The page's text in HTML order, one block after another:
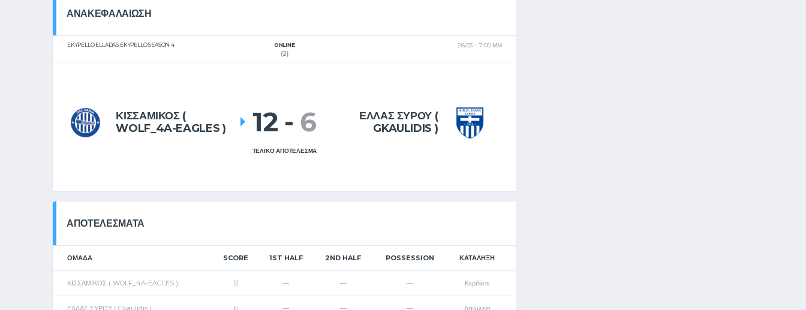
ΑΝΑΚΕΦΑΛΑΊΩΣΗ
EKYPELLO ELLADAS EKYPELLO SEASON 4 ONLINE 28/03
7:00 ΜΜ
(2)
ΚΙΣΣΑΜΙΚΟΣ (
WOLF_4A-EAGLES )
ΕΛΛΑΣ ΣΥΡΟΥ (
GKAULIDIS )
12 - 6
ΤΕΛΙΚΟ ΑΠΟΤΕΛΕΣΜΑ
ΑΠΟΤΕΛΈΣΜΑΤΑ
ΟΜΑΔΑ SCORE 1ST HALF 2ND HALF POSSESSION ΚΑΤΆΛΗΞΗ
ΚΙΣΣΑΜΙΚΟΣ ( WOLF_4A-EAGLES ) 12 — — — Κερδίστε